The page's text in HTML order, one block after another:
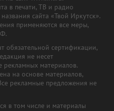
в печати, ТВ и радио
сайта «Твой Иркутск».
применяются все меры,
обязательной сертификации,
не несет
рекламных материалов.
на основе материалов,
рекламные предложения не
в том числе и материалы